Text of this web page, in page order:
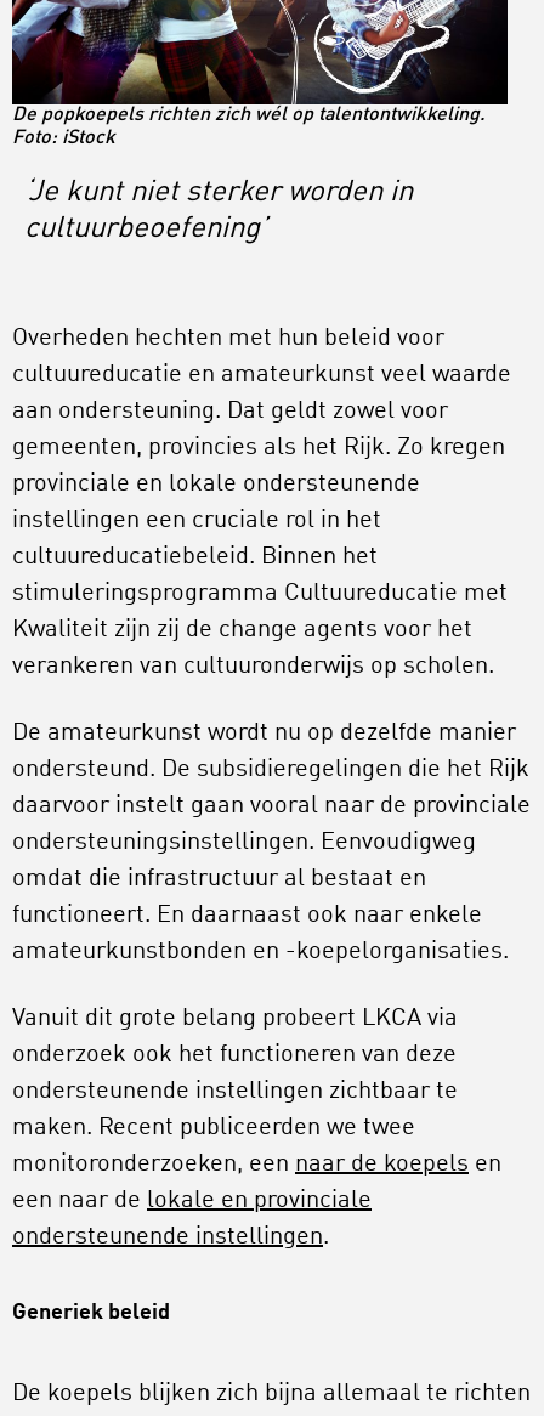
De popkoepels richten zich wél op talentontwikkeling.
Foto: iStock
‘Je kunt niet sterker worden in
cultuurbeoefening’
Overheden hechten met hun beleid voor
cultuureducatie en amateurkunst veel waarde
aan ondersteuning. Dat geldt zowel voor
gemeenten, provincies als het Rijk. Zo kregen
provinciale en lokale ondersteunende
instellingen een cruciale rol in het
cultuureducatiebeleid. Binnen het
stimuleringsprogramma Cultuureducatie met
Kwaliteit zijn zij de change agents voor het
verankeren van cultuuronderwijs op scholen.
De amateurkunst wordt nu op dezelfde manier
ondersteund. De subsidieregelingen die het Rijk
daarvoor instelt gaan vooral naar de provinciale
ondersteuningsinstellingen. Eenvoudigweg
omdat die infrastructuur al bestaat en
functioneert. En daarnaast ook naar enkele
amateurkunstbonden en -koepelorganisaties.
Vanuit dit grote belang probeert LKCA via
onderzoek ook het functioneren van deze
ondersteunende instellingen zichtbaar te
maken. Recent publiceerden we twee
monitoronderzoeken, een naar de koepels en
een naar de lokale en provinciale
ondersteunende instellingen.
Generiek beleid
De koepels blijken zich bijna allemaal te richten